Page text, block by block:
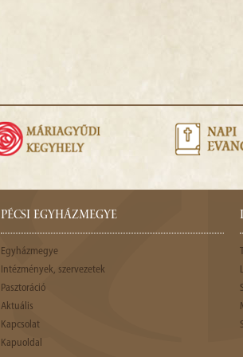
PÉCSI EGYHÁZMEGYE
Egyházmegye
Intézmények, szervezetek
Pasztoráció
Aktuális
Kapcsolat
Kapuoldal